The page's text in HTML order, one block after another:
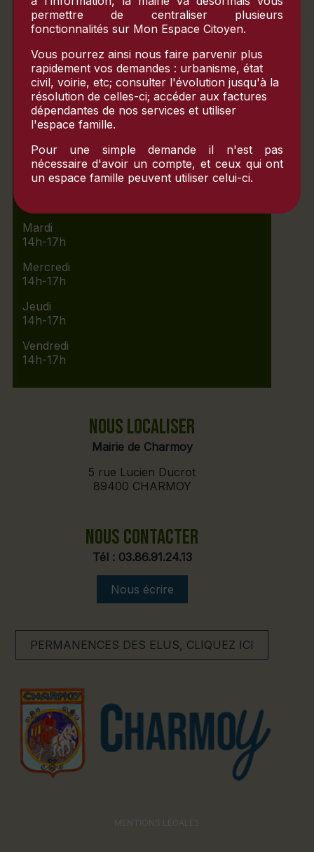
fermé
Mercredi fermé
Jeudi
10h-12h
Vendredi
fermé
Aprés-midi
Mardi
14h-17h
Mercredi
14h-17h
Jeudi
14h-17h
Vendredi
14h-17h
NOUS LOCALISER
Mairie de Charmoy
5 rue Lucien Ducrot
89400 CHARMOY
NOUS CONTACTER
Tél : 03.86.91.24.13
Nous écrire
PERMANENCES DES ELUS, CLIQUEZ ICI
permettre de centraliser plusieurs
fonctionnalités sur Mon Espace Citoyen.
Vous pourrez ainsi nous faire parvenir plus
rapidement vos demandes : urbanisme, état
civil, voirie, etc; consulter l'évolution jusqu'à la
résolution de celles-ci; accéder aux factures
dépendantes de nos services et utiliser
l'espace famille.
Pour une simple demande il n'est pas
nécessaire d'avoir un compte, et ceux qui ont
un espace famille peuvent utiliser celui-ci.